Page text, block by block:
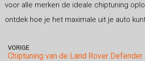
voor alle merken de ideale chiptuning
ontdek hoe je het maximale uit je auto
VORIGE
Chiptuning van de Land Rover Defender